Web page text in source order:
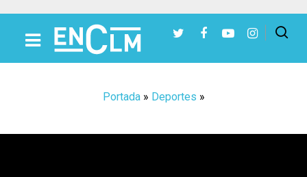
Portada» Deportes »